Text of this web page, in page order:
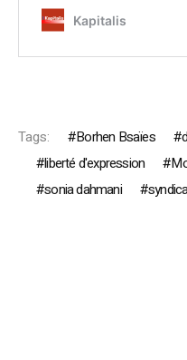
Tags: Borhen Bsaïes
liberté d'expression
sonia dahmani